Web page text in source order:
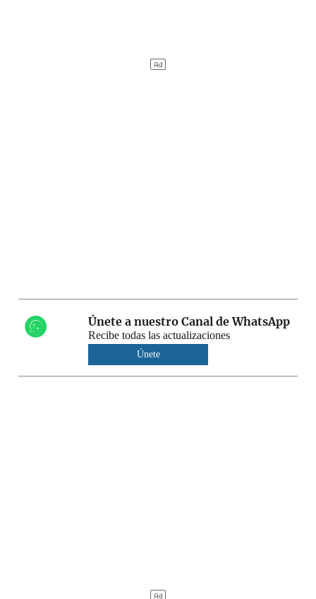
Únete a nuestro Canal de WhatsApp
Recibe todas las actualizaciones
Únete